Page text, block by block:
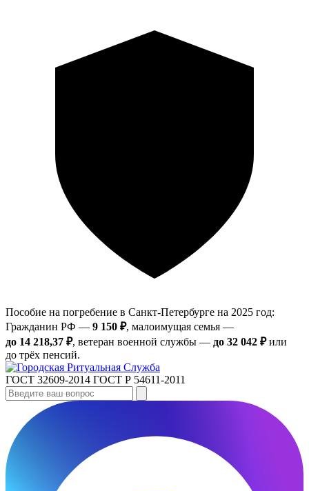
Пособие на погребение в Санкт‑Петербурге на 2025 год:
Гражданин РФ — 9 150 ₽, малоимущая семья —
до 14 218,37 ₽, ветеран военной службы — до 32 042 ₽или
до трёх пенсий.
ГОСТ 32609-2014 ГОСТ Р 54611-2011